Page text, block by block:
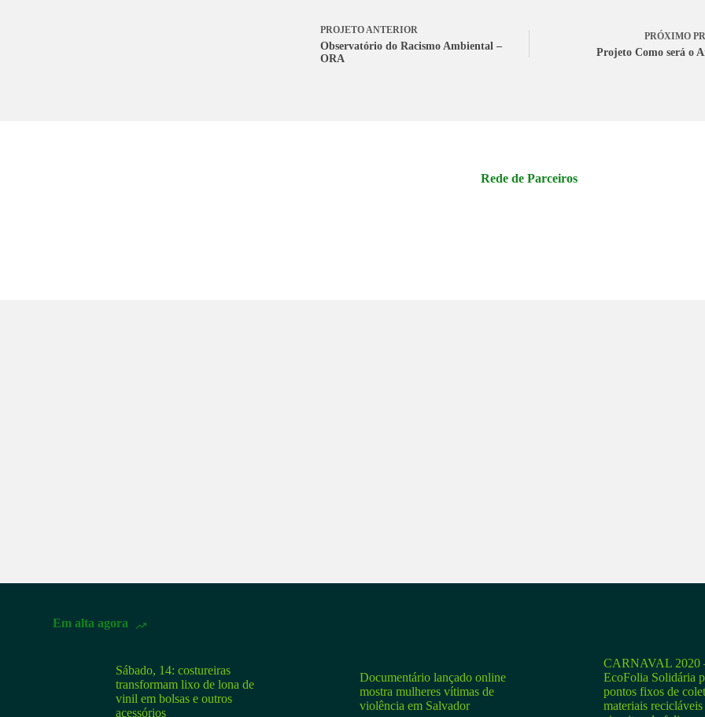
PROJETO ANTERIOR
Observatório do Racismo Ambiental –
ORA
PRÓXIMO
Projeto Como será o
Rede de Parceiros
Em alta agora
Sábado, 14: costureiras
transformam lixo de lona de
vinil em bolsas e outros
acessórios
Documentário lançado online
mostra mulheres vítimas de
violência em Salvador
CARNAVAL 2020
EcoFolia Solidária
pontos fixos de
materiais recicláveis